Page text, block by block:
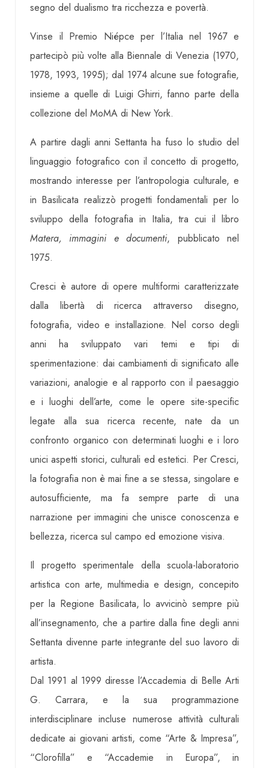
segno del dualismo tra ricchezza e povertà.
Vinse il Premio Niépce per l’Italia nel 1967 e
partecipò più volte alla Biennale di Venezia (1970,
1978, 1993, 1995); dal 1974 alcune sue fotografie,
insieme a quelle di Luigi Ghirri, fanno parte della
collezione del MoMA di New York.
A partire dagli anni Settanta ha fuso lo studio del
linguaggio fotografico con il concetto di progetto,
mostrando interesse per l’antropologia culturale, e
in Basilicata realizzò progetti fondamentali per lo
sviluppo della fotografia in Italia, tra cui il libro
Matera, immagini e documenti, pubblicato nel
1975.
Cresci è autore di opere multiformi caratterizzate
dalla libertà di ricerca attraverso disegno,
fotografia, video e installazione. Nel corso degli
anni ha sviluppato vari temi e tipi di
sperimentazione: dai cambiamenti di significato alle
variazioni, analogie e al rapporto con il paesaggio
e i luoghi dell’arte, come le opere site-specific
legate alla sua ricerca recente, nate da un
confronto organico con determinati luoghi e i loro
unici aspetti storici, culturali ed estetici. Per Cresci,
la fotografia non è mai fine a se stessa, singolare e
autosufficiente, ma fa sempre parte di una
narrazione per immagini che unisce conoscenza e
bellezza, ricerca sul campo ed emozione visiva.
Il progetto sperimentale della scuola-laboratorio
artistica con arte, multimedia e design, concepito
per la Regione Basilicata, lo avvicinò sempre più
all’insegnamento, che a partire dalla fine degli anni
Settanta divenne parte integrante del suo lavoro di
artista.
Dal 1991 al 1999 diresse l’Accademia di Belle Arti
G. Carrara, e la sua programmazione
interdisciplinare incluse numerose attività culturali
dedicate ai giovani artisti, come “Arte & Impresa”,
“Clorofilla” e “Accademie in Europa”, in